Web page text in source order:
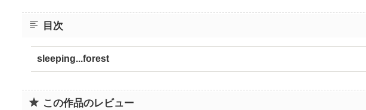
目次
sleeping...forest
この作品のレビュー